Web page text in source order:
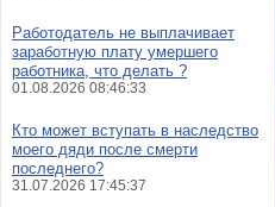
Работодатель не выплачивает
заработную плату умершего
работника, что делать ?
01.08.2026 08:46:33
Кто может вступать в наследство
моего дяди после смерти
последнего?
31.07.2026 17:45:37